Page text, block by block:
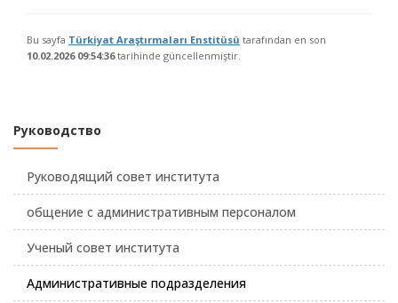
Bu sayfa Türkiyat Araştırmaları Enstitüsü tarafından en son
10.02.2026 09:54:36tarihinde güncellenmiştir.
Руководство
Руководящий совет института
общение с административным персоналом
Ученый совет института
Административные подразделения